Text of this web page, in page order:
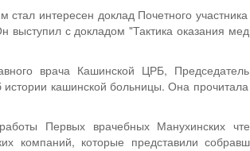
стал интересен доклад Почетного
выступил с докладом "Тактика оказания
врача Кашинской ЦРБ,
кашинской больницы. Она
Первых врачебных Манухинских
компаний, которые представили